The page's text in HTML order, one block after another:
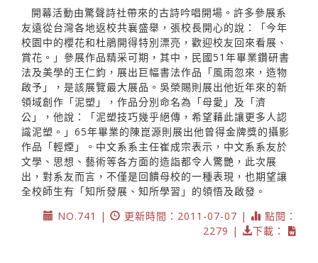
開幕活動由驚聲詩社帶來的古詩吟唱開場。許多參展系
友遠從台灣各地返校共襄盛舉，張校長開心的說：「今年
校園中的櫻花和杜鵑開得特別漂亮，歡迎校友回來看展、
賞花。」參展作品精采可期，其中，民國51年畢業鑽研書
法及美學的王仁鈞，展出巨幅書法作品「風雨忽來，造物
啟予」，是該展覽最大展品。吳榮賜則展出他近年來的新
領域創作「泥塑」，作品分別命名為「母愛」及「濟
公」，他說：「泥塑技巧幾乎絕傳，希望藉此讓更多人認
識泥塑。」65年畢業的陳崑源則展出他曾得金牌獎的攝影
作品「輕煙」。中文系系主任崔成宗表示，中文系系友於
文學、思想、藝術等各方面的造詣都令人驚艷，此次展
出，對系友而言，不僅是回饋母校的一種表現，也期望讓
全校師生有「知所發展、知所學習」的領悟及啟發。
NO.741 |
更新時間：2011-07-07 |
點閱：
2279 |
下載：